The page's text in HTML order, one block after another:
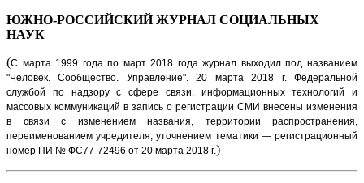
ЮЖНО-РОССИЙСКИЙ ЖУРНАЛ СОЦИАЛЬНЫХ
НАУК
(С марта 1999 года по март 2018 года журнал выходил под названием
"Человек. Сообщество. Управление".20 марта 2018 г. Федеральной
службой по надзору с сфере связи, информационных технологий и
массовых коммуникаций в запись о регистрации СМИ внесены изменения
в связи с изменением названия, территории распространения,
переименованием учредителя, уточнением тематики — регистрационный
номер ПИ № ФС77-72496 от 20 марта 2018 г.)